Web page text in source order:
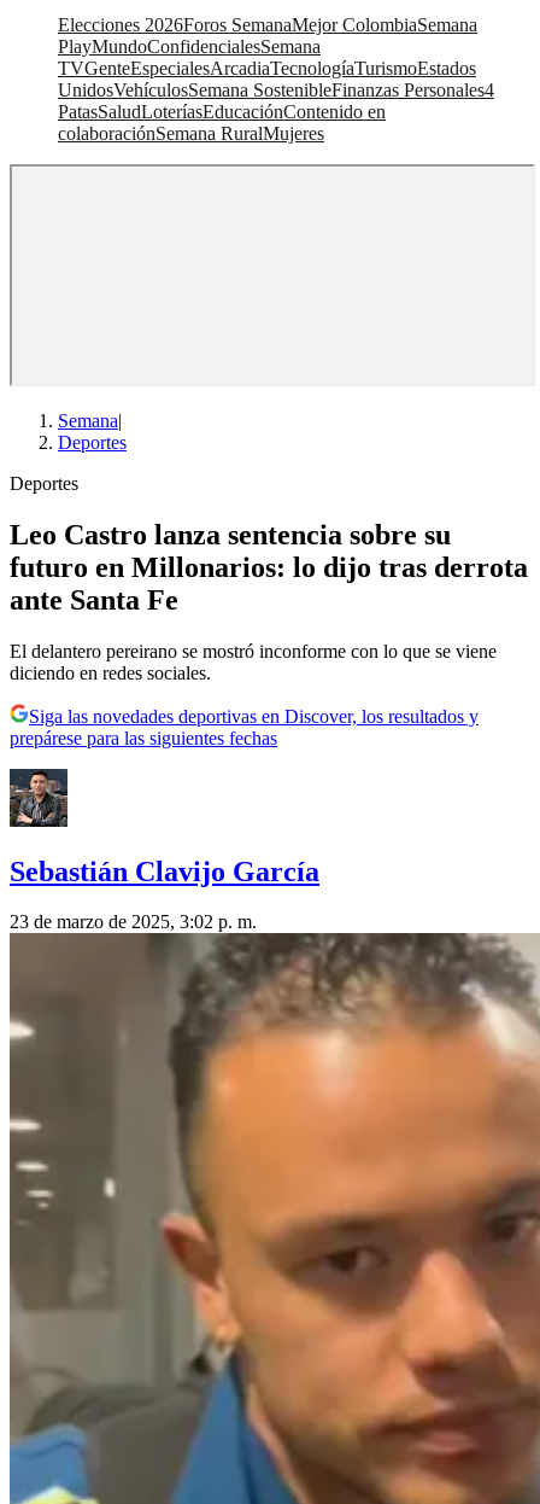
Elecciones 2026Foros SemanaMejor ColombiaSemana
PlayMundoConfidencialesSemana
TVGenteEspecialesArcadiaTecnologíaTurismoEstados
UnidosVehículosSemana SostenibleFinanzas Personales4
PatasSaludLoteríasEducaciónContenido en
colaboraciónSemana RuralMujeres
Semana|
Deportes
Deportes
Leo Castro lanza sentencia sobre su
futuro en Millonarios: lo dijo tras derrota
ante Santa Fe
El delantero pereirano se mostró inconforme con lo que se viene
diciendo en redes sociales.
Siga las novedades deportivas en Discover, los resultados y
prepárese para las siguientes fechas
Sebastián Clavijo García
23 de marzo de 2025, 3:02 p. m.